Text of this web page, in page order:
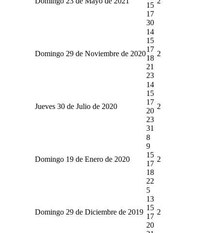
15
17
30
Domingo 29 de Noviembre de 2020
14
15
17
18
21
23
2
Jueves 30 de Julio de 2020
14
15
17
20
23
31
2
Domingo 19 de Enero de 2020
8
9
15
17
18
22
2
Domingo 29 de Diciembre de 2019
5
13
15
17
20
2